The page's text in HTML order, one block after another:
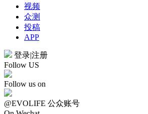
视频
众测
投稿
APP
登录|注册
Follow US
Follow us on
@EVOLIFE 公众账号